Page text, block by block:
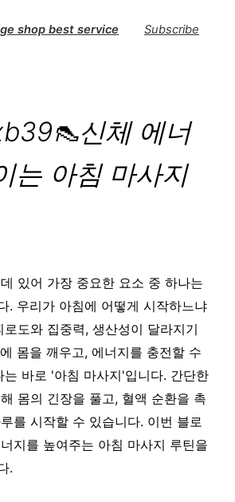
shop best service Subscribe
신체 에너
는 아침 마사지
있어 가장 중요한 요소 중 하나는
. 우리가 아침에 어떻게 시작하느냐
도와 집중력, 생산성이 달라지기
몸을 깨우고, 에너지를 충전할 수
는 바로 '아침 마사지'입니다. 간단한
몸의 긴장을 풀고, 혈액 순환을 촉
를 시작할 수 있습니다. 이번 블로
지를 높여주는 아침 마사지 루틴을
.